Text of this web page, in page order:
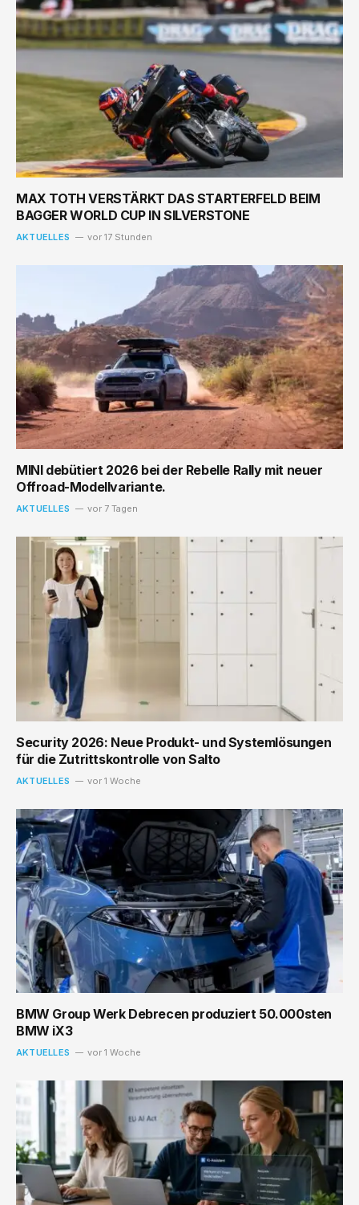
MAX TOTH VERSTÄRKT DAS STARTERFELD BEIM
BAGGER WORLD CUP IN SILVERSTONE
AKTUELLES vor 17 Stunden
MINI debütiert 2026 bei der Rebelle Rally mit neuer
Offroad-Modellvariante.
AKTUELLES vor 7 Tagen
Security 2026: Neue Produkt- und Systemlösungen
für die Zutrittskontrolle von Salto
AKTUELLES vor 1 Woche
BMW Group Werk Debrecen produziert 50.000sten
BMW iX3
AKTUELLES vor 1 Woche